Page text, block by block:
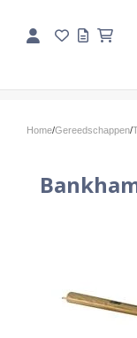
Home/Gereedschappen/